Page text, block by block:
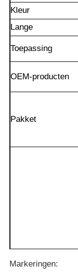
Over ons
Kleur
Lange
Toepassing
OEM-producten
Pakket
Markeringen: